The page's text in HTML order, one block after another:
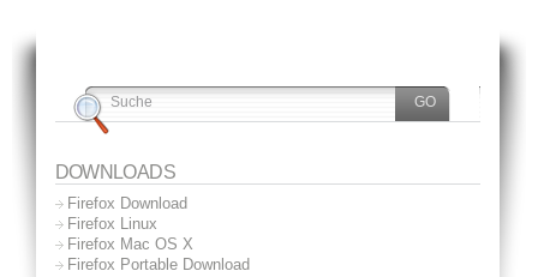
DOWNLOADS
Firefox Download
Firefox Linux
Firefox Mac OS X
Firefox Portable Download